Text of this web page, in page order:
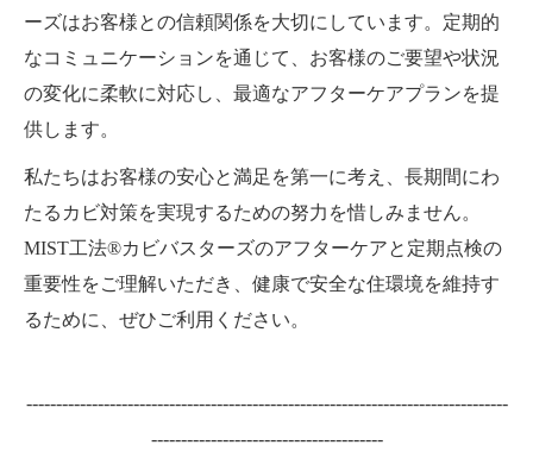
ーズはお客様との信頼関係を大切にしています。定期的
なコミュニケーションを通じて、お客様のご要望や状況
の変化に柔軟に対応し、最適なアフターケアプランを提
供します。
私たちはお客様の安心と満足を第一に考え、長期間にわ
たるカビ対策を実現するための努力を惜しみません。
MIST工法®カビバスターズのアフターケアと定期点検の
重要性をご理解いただき、健康で安全な住環境を維持す
るために、ぜひご利用ください。
---------------------------------------------------------------------------------
---------------------------------------